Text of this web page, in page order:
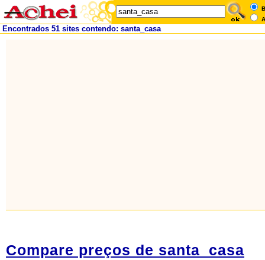
Encontrados 51 sites contendo: santa_casa
Compare preços de santa_casa